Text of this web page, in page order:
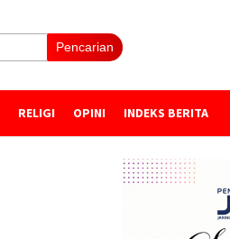
Pencarian
RELIGI OPINI INDEKS BERITA